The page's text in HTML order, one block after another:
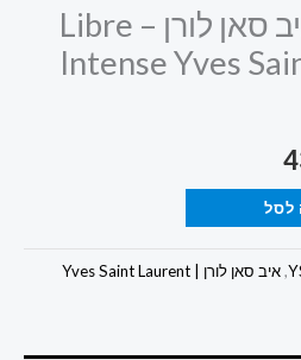
ליברה אינטנס איב סאן לורן – Libre
Intense Yves
לסל
,איב סאן לורן | Yves Saint Laurent